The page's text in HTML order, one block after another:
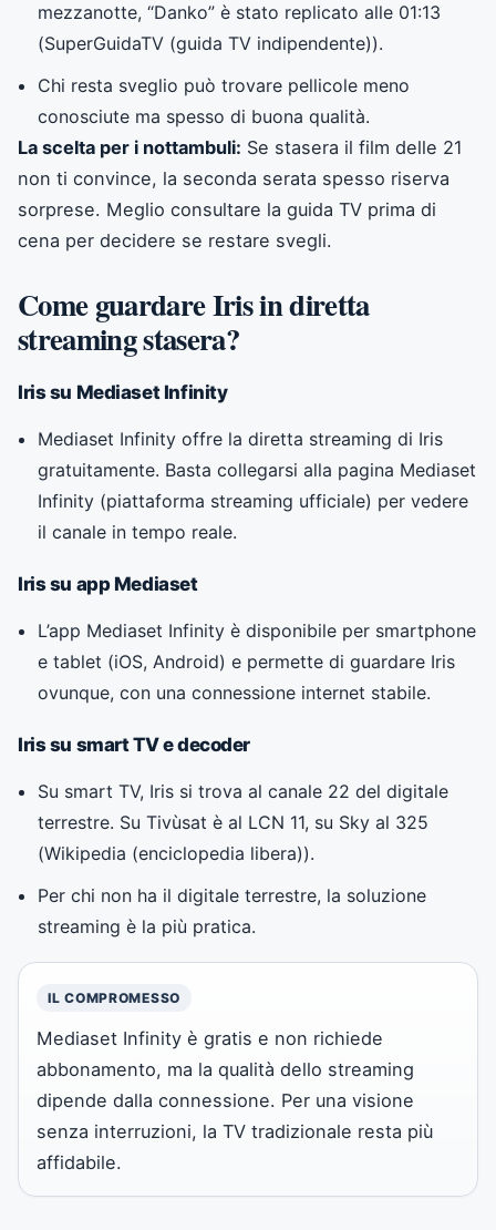
mezzanotte, “Danko” è stato replicato alle 01:13
(SuperGuidaTV (guida TV indipendente)).
Chi resta sveglio può trovare pellicole meno
conosciute ma spesso di buona qualità.
La scelta per i nottambuli: Se stasera il film delle 21
non ti convince, la seconda serata spesso riserva
sorprese. Meglio consultare la guida TV prima di
cena per decidere se restare svegli.
Come guardare Iris in diretta
streaming stasera?
Iris su Mediaset Infinity
Mediaset Infinity offre la diretta streaming di Iris
gratuitamente. Basta collegarsi alla pagina Mediaset
Infinity (piattaforma streaming ufficiale) per vedere
il canale in tempo reale.
Iris su app Mediaset
L’app Mediaset Infinity è disponibile per smartphone
e tablet (iOS, Android) e permette di guardare Iris
ovunque, con una connessione internet stabile.
Iris su smart TV e decoder
Su smart TV, Iris si trova al canale 22 del digitale
terrestre. Su Tivùsat è al LCN 11, su Sky al 325
(Wikipedia (enciclopedia libera)).
Per chi non ha il digitale terrestre, la soluzione
streaming è la più pratica.
IL COMPROMESSO
Mediaset Infinity è gratis e non richiede
abbonamento, ma la qualità dello streaming
dipende dalla connessione. Per una visione
senza interruzioni, la TV tradizionale resta più
affidabile.